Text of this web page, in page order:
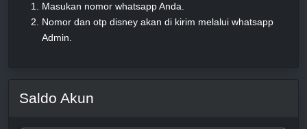
Masukan nomor whatsapp Anda.
Nomor dan otp disney akan di kirim melalui whatsapp
Admin.
Saldo Akun